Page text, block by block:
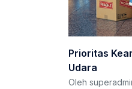
Prioritas
Udara
Oleh